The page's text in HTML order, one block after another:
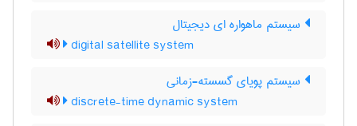
سیستم ماهواره ای دیجیتال
digital satellite system
سیستم پویای گسسته-زمانی
discrete-time dynamic system